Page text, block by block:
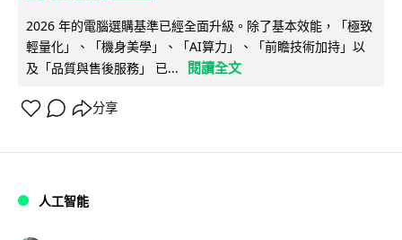
2026 年的電腦選購基準已經全面升級。除了基本效能，「極致
輕量化」、「機身美學」、「AI算力」、「前瞻技術加持」以
及「品質與售後服務」 已...
閱讀全文
分享
人工智能